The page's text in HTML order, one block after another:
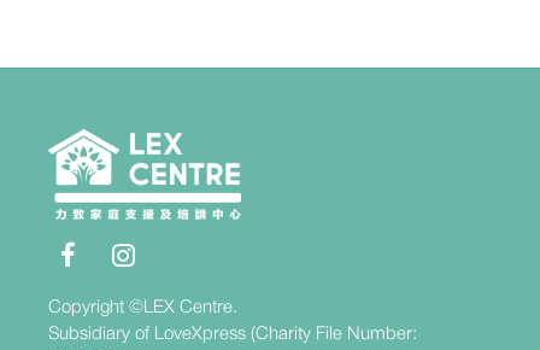
Copyright ©LEX Centre.
Subsidiary of LoveXpress (Charity File Number: